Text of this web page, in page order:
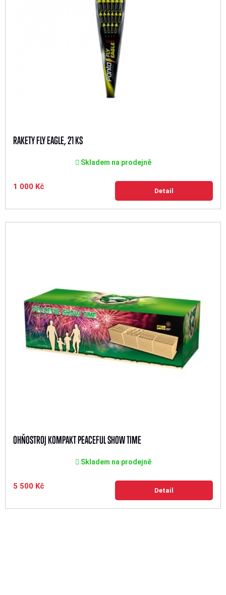
RAKETY FLY EAGLE, 21 KS
Skladem na prodejně
1 000 Kč Detail
OHŇOSTROJ KOMPAKT PEACEFUL SHOW TIME
Skladem na prodejně
5 500 Kč Detail